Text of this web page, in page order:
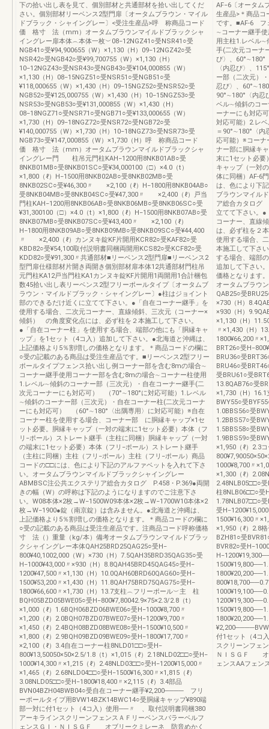
下の拾い出し表を見て、個別部材と共通部材を拾い出してくだ
さい。個別部材リーベンス2型門扉〔オータムブラウン・マイル
ドブラック・シャイングレー〕<受注生産品>呼 称商品コード
価 格寸 法（mm）オータムブラウンマイルドブラックシャ
イングレー扉本体︵本体一枚︶08−12NGZ41○受NSR41○受
NGB41○受¥94,900655（W）×1,130（H）09−12NGZ42○受
NSR42○受NGB42○受¥99,700755（W）×1,130（H）
10−12NGZ43○受NSR43○受NGB43○受¥104,000855（W）
×1,130（H）08−15NGZ51○受NSR51○受NGB51○受
¥118,000655（W）×1,430（H）09−15NGZ52○受NSR52○受
NGB52○受¥125,000755（W）×1,430（H）10−15NGZ53○受
NSR53○受NGB53○受¥131,000855（W）×1,430（H）
08−18NGZ71○受NSR71○受NGB71○受¥133,000655（W）
×1,730（H）09−18NGZ72○受NSR72○受NGB72○受
¥140,000755（W）×1,730（H）10−18NGZ73○受NSR73○受
NGB73○受¥147,000855（W）×1,730（H）呼 称商品コード
価 格寸 法（mm）オータムブラウンマイルドブラックシャ
イングレー門 柱吊元門柱KAH−1200用8NKB01AB○受
8NKB01MB○受8NKB01SC○受¥34,000100（□）×4.0（t）
×1,800（ℓ）H−1500用8NKB02AB○受8NKB02MB○受
8NKB02SC○受¥46,300〃 ×2,100（ℓ）H−1800用8NKB04AB○
受8NKB04MB○受8NKB04SC○受¥47,300〃 ×2,400（ℓ）戸当
門柱KAH−1200用8NKB06AB○受8NKB06MB○受8NKB06SC○受
¥31,300100（□）×4.0（t）×1,800（ℓ）H−1500用8NKB07AB○受
8NKB07MB○受8NKB07SC○受¥43,400〃 ×2,100（ℓ）
H−1800用8NKB09AB○受8NKB09MB○受8NKB09SC○受¥44,400
〃 ×2,400（ℓ）カンヌキ錠KF片開用KCR82○受KAF82○受
KBD82○受¥54,100取付説明書同梱両開用KCS82○受KCF82○受
KDD82○受¥91,300〃共通部材■リーベンス2型門扉■リーベンス2
型門扉仕様部材片開き両開き個別部材扉本体12共通部材門柱吊
元門柱KA12戸当門柱KA1カンヌキ錠KF片開用1両開用1合計梱包
数45拾い出し表リーベンス2型フリーポールタイプ〔オータムブ
ラウン・マイルドブラック・シャイングレー〕●柱はジョイント
部のできるだけ近くに立てて下さい。●「自在コーナー継手」を
使用する場合、二次元コーナー、直線傾斜、三次元（コーナー×
傾斜） の角度変化点には、必ず柱を２本施工して下さい。
●「自在コーナー柱」を使用する場合、端部の他にも「胴縁キャ
ップ」を1セット（4コ入）追加して下さい。●北海道と沖縄は、
上記価格より5％割増しの価格となります。＊商品コードの欄に
○受の記載のある商品は受注生産品です。■リーベンス2型フリー
ポールタイプフェンス拾い出し例コーナー部を含む8mの場合∼
コーナー継手使用コーナー部を含む8mの場合∼コーナー柱使用
1.レベル∼傾斜のコーナー部（三次元）・自在コーナー継手(二
次元コーナーにも対応可） （70°∼180°に対応可能）1.レベル
∼傾斜のコーナー部（三次元）・自在コーナー柱(二次元コーナ
ーにも対応可） （60°∼180°〈出隅専用〉に対応可能）※自在
コーナー柱を使用する場合、コーナー部 に胴縁キャップ×1セ
ット必要。胴縁キャップ（一対の端末に1セット必要）本体（フ
リ−ポール）ストレート継手（主柱に同梱）胴縁キャップ（一対
の端末に1セット必要）本体（フリ−ポール）ストレート継手
（主柱に同梱）主柱（フリ−ポール）主柱（フリ−ポール）商品
コードの□□には、色により下記のアルファベットを入れて下さ
い。オータムブラウンマイルドブラックシャイングレー
ABMBSC注公共エクステリア総合カタログ P.458・P.369●両開
きの幅（W）の呼称は下記のようになりますのでご注意下さ
い。W08本体×2枚→W−1500W09本体×2枚→W−1700W10本体×2
枚→W−1900●錠（南京錠）は含みません。●北海道と沖縄は、
上記価格より5％割増しの価格となります。＊商品コードの欄に
○受の記載のある商品は受注生産品です。注商品コード呼称価格
寸 法（）重量（kg/本）備考オータムブラウンマイルドブラッ
クシャイングレー本体QAH25BRD25QAG25○受H‒
800¥40,1002,000（W）×730（H）7.5QAH35BRD35QAG35○受
H‒1000¥43,000〃×930（H）8.8QAH45BRD45QAG45○受H‒
1200¥47,500〃×1,130（H）10.0QAH60BRD60QAG60○受H‒
1500¥53,200〃×1,430（H）11.8QAH75BRD75QAG75○受H‒
1800¥66,600〃×1,730（H）13.7支柱︵フリーポール︶主 柱
BQH05BZD05BWE05○受H‒800¥7,80042.9×75×2.3/2.8（t）
×1,000（ℓ）1.6BQH06BZD06BWE06○受H‒1000¥8,700〃
×1,200（ℓ）2.0BQH07BZD07BWE07○受H‒1200¥9,700〃
×1,450（ℓ）2.4BQH08BZD08BWE08○受H‒1500¥10,500〃
×1,800（ℓ）2.9BQH09BZD09BWE09○受H‒1800¥17,700〃
×2,100（ℓ）3.4自在コーナー柱8NLD01□□○受H‒
800¥13,50050×50×2.5/1.8（t）×1,015（ℓ）2.18NLD02□□○受H‒
1000¥14,300〃×1,215（ℓ）2.48NLD03□□○受H‒1200¥15,000〃
×1,465（ℓ）2.68NLD04□□○受H‒1500¥16,300〃×1,815（ℓ）
3.08NLD05□□○受H‒1800¥18,400〃×2,115（ℓ）3.4部品
BVN04BZH04BWB04○受自在コーナー継手¥2,200──── フリ
ーポールタイプ用BVW14BZK14BWC14○受胴縁キャップ¥890端
部一対に付1セット（4コ入）使用──〃 、取付説明書同梱380
アーキラインスクリーンフェンスＡＦリーベンスパラーベルフ
ェンスＧＩ・ＮＩＳＧＦ オブリークミレーネ 防音めかく
AF−6〔オータム
生産品>＊商品コ
です。■AF-6 フ
∼コーナー継手
用主柱1.レベル∼
手(二次元コーナ
び〉、60°∼180°
〈内忍び〉、
ー部（二次元）
忍び〉、
90°∼180°〈内忍
ベル∼傾斜のコー
ーナーにも対応
対応可能）2.レ
＝90°∼180°
応可能）※コー
ナー部に胴縁キ
末に1セット必要
キャップ（一対
体に同梱）AF-6
は、色により下
ブラウンマイル
ア総合カタログ
立てて下さい。●
コーナー、直線
は、必ず柱を２
使用する場合、
本施工して下さ
する場合、端部
追加して下さい
価格となります
オータムブラウ
QAB25○受
×730（H）
×930（H）
×1,130（H）
〃×1,430（H）
1800¥66,200〃
BRT26○受
BRU36○受
BRU46○受
受BRU61○受
13.8QAB76○受
×1,730（H）
BWY55○受
1.0BBS56○受
1.2BBS57○受
1.5BBS58○受
1.9BBS59○受
×1,950（ℓ）2.3
1000¥8,700〃
×1,300（ℓ）
2.48NLB05□□○
柱8NLB06□□○受
1.78NLB07□□○
受
1500¥16,300〃
×1,950（ℓ）2.8
BZH81○受
BVR82○受
付1セット（4コ
スクリーンフェ
ＮＩＳＧＦ オ
ェンスAAフェン